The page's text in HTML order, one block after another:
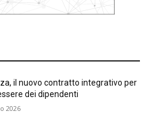
il nuovo contratto integrativo per
dei dipendenti
2026